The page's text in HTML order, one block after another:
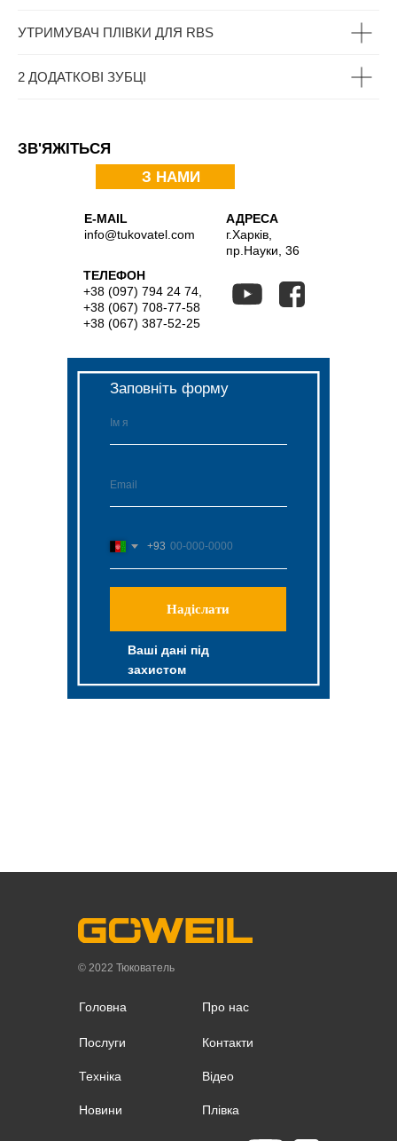
УТРИМУВАЧ ПЛІВКИ ДЛЯ RBS
2 ДОДАТКОВІ ЗУБЦІ
ЗВ'ЯЖІТЬСЯ
З НАМИ
ТЕЛЕФОН
+38 (097) 794 24 74,
+38 (067) 708-77-58
+38 (067) 387-52-25
АДРЕСА
г.Харків,
пр.Науки, 36
E-MAIL
info@tukovatel.com
+93
Надіслати
Заповніть форму
Ваші дані під
захистом
Головна Про нас
© 2022 Тюкователь
Послуги
Техніка Відео
Контакти
Новини Плівка